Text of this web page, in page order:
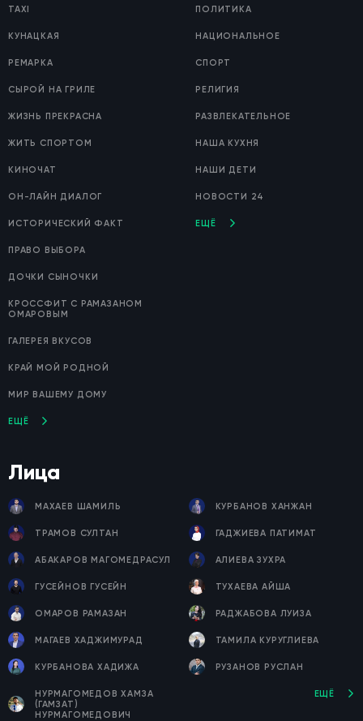
TAXI
КУНАЦКАЯ
РЕМАРКА
СЫРОЙ НА ГРИЛЕ
ЖИЗНЬ ПРЕКРАСНА
ЖИТЬ СПОРТОМ
КИНОЧАТ
ОН-ЛАЙН ДИАЛОГ
ИСТОРИЧЕСКИЙ ФАКТ
ПРАВО ВЫБОРА
ДОЧКИ СЫНОЧКИ
КРОССФИТ С РАМАЗАНОМ
ОМАРОВЫМ
ГАЛЕРЕЯ ВКУСОВ
КРАЙ МОЙ РОДНОЙ
МИР ВАШЕМУ ДОМУ
ЕЩЁ
ПОЛИТИКА
НАЦИОНАЛЬНОЕ
СПОРТ
РЕЛИГИЯ
РАЗВЛЕКАТЕЛЬНОЕ
НАША КУХНЯ
НАШИ ДЕТИ
НОВОСТИ 24
ЕЩЁ
Лица
МАХАЕВ ШАМИЛЬ КУРБАНОВ ХАНЖАН
ТРАМОВ СУЛТАН ГАДЖИЕВА ПАТИМАТ
АБАКАРОВ МАГОМЕДРАСУЛ АЛИЕВА ЗУХРА
ГУСЕЙНОВ ГУСЕЙН ТУХАЕВА АЙША
ОМАРОВ РАМАЗАН РАДЖАБОВА ЛУИЗА
МАГАЕВ ХАДЖИМУРАД ТАМИЛА КУРУГЛИЕВА
КУРБАНОВА ХАДИЖА РУЗАНОВ РУСЛАН
НУРМАГОМЕДОВ ХАМЗА
(ГАМЗАТ)
НУРМАГОМЕДОВИЧ
ЕЩЁ